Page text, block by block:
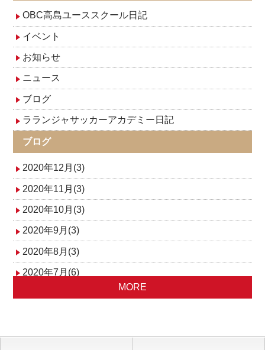
OBC高島ユーススクール日記
イベント
お知らせ
ニュース
ブログ
ラランジャサッカーアカデミー日記
ブログ
2020年12月(3)
2020年11月(3)
2020年10月(3)
2020年9月(3)
2020年8月(3)
2020年7月(6)
2020年4月(2)
MORE